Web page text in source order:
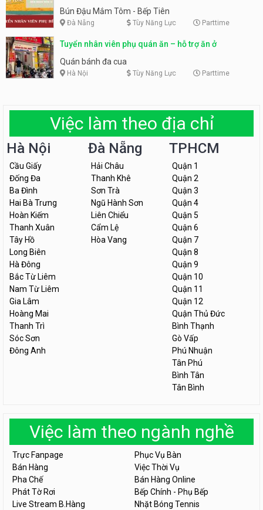
Tiên
Bún Đậu Mắm Tôm - Bếp Tiên
Đà Nẵng Tùy Năng Lực Parttime
Tuyển nhân viên phụ quán ăn – hỗ trợ ăn ở
Quán bánh đa cua
Hà Nội Tùy Năng Lực Parttime
Việc làm theo địa chỉ
Hà Nội
Cầu Giấy
Đống Đa
Ba Đình
Hai Bà Trưng
Hoàn Kiếm
Thanh Xuân
Tây Hồ
Long Biên
Hà Đông
Bắc Từ Liêm
Nam Từ Liêm
Gia Lâm
Hoàng Mai
Thanh Trì
Sóc Sơn
Đông Anh
Đà Nẵng
Hải Châu
Thanh Khê
Sơn Trà
Ngũ Hành Sơn
Liên Chiểu
Cẩm Lệ
Hòa Vang
TPHCM
Quận 1
Quận 2
Quận 3
Quận 4
Quận 5
Quận 6
Quận 7
Quận 8
Quận 9
Quận 10
Quận 11
Quận 12
Quận Thủ Đức
Bình Thạnh
Gò Vấp
Phú Nhuận
Tân Phú
Bình Tân
Tân Bình
Việc làm theo ngành nghề
Trực Fanpage
Phục Vụ Bàn
Bán Hàng
Việc Thời Vụ
Pha Chế
Bán Hàng Online
Phát Tờ Rơi
Bếp Chính - Phụ Bếp
Live Stream B.Hàng
Nhặt Bóng Tennis